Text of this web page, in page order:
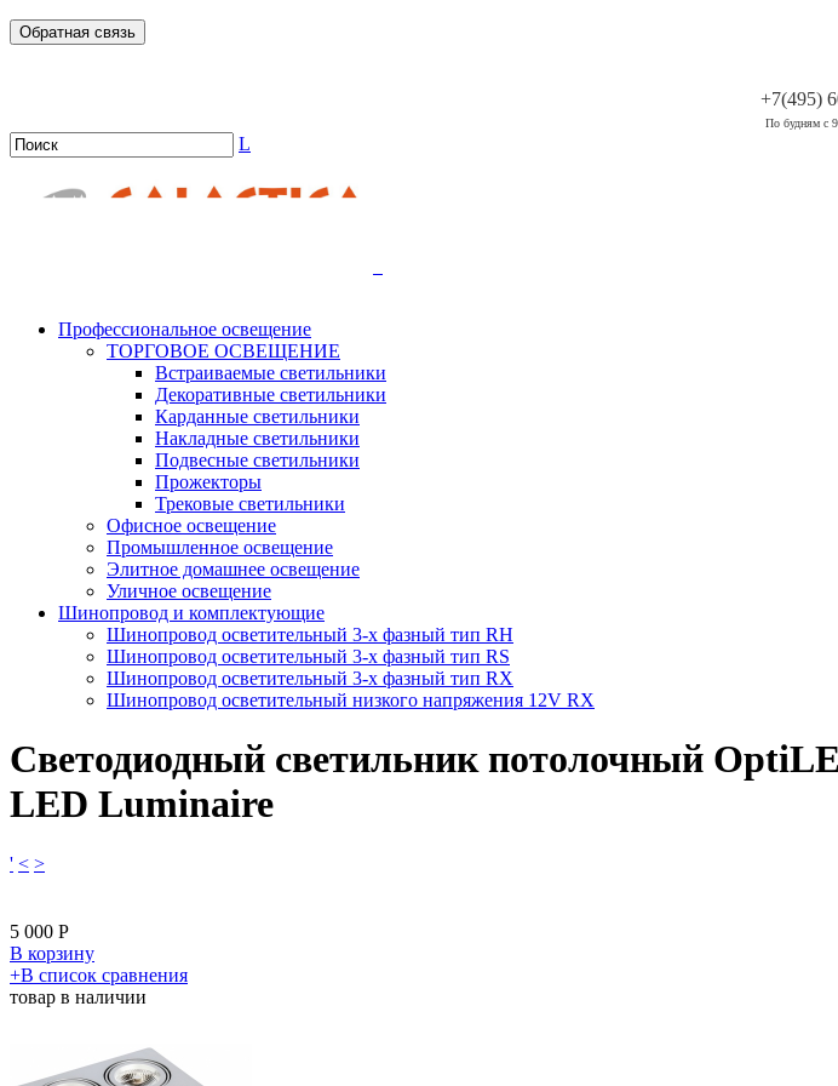
Обратная связь
+7(495)
По будням с
L
Профессиональное освещение
ТОРГОВОЕ ОСВЕЩЕНИЕ
Встраиваемые светильники
Декоративные светильники
Карданные светильники
Накладные светильники
Подвесные светильники
Прожекторы
Трековые светильники
Офисное освещение
Промышленное освещение
Элитное домашнее освещение
Уличное освещение
Шинопровод и комплектующие
Шинопровод осветительный 3-х фазный тип RH
Шинопровод осветительный 3-х фазный тип RS
Шинопровод осветительный 3-х фазный тип RX
Шинопровод осветительный низкого напряжения 12V RX
Светодиодный светильник потолочный
LED Luminaire
' < >
5 000 Р
В корзину
​+В список сравнения
товар в наличии